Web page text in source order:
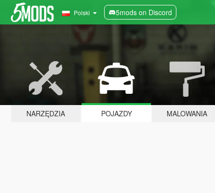
Polski 5mods on Discord
NARZĘDZIA POJAZDY MALOWANIA